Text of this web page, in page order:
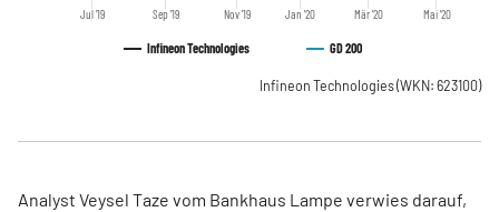
Infineon Technologies GD 200
Jul '19 Sep '19 Nov '19 Jan '20 Mär '20 Mai '20
Infineon Technologies(WKN: 623100)
Analyst Veysel Taze vom Bankhaus Lampe verwies darauf,